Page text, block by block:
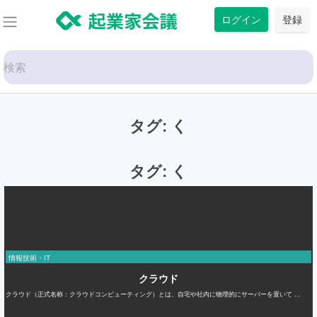
ン
テ
ン
プ
Search
for:
ログイン 登録
タグ: く
タグ: く
情報技術・IT
クラウド
クラウド（正式名称：クラウドコンピューティング）とは、自宅や社内に物理的にサーバーを置いて ...